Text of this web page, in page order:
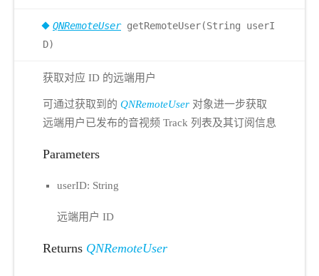
QNRemoteUsergetRemoteUser(String userI
D)
获取对应 ID 的远端用户
可通过获取到的 QNRemoteUser 对象进一步获取
远端用户已发布的音视频 Track 列表及其订阅信息
Parameters
userID: String
远端用户 ID
Returns QNRemoteUser